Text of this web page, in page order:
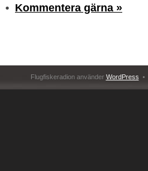
• Kommentera gärna »
Flugfiskeradion använder WordPress •